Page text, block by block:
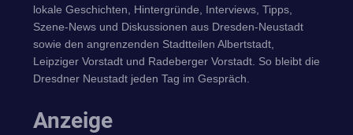
lokale Geschichten, Hintergründe, Interviews, Tipps,
Szene-News und Diskussionen aus Dresden-Neustadt
sowie den angrenzenden Stadtteilen Albertstadt,
Leipziger Vorstadt und Radeberger Vorstadt. So bleibt die
Dresdner Neustadt jeden Tag im Gespräch.
Anzeige